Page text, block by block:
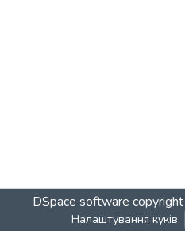
DSpace software
Налаштування куків